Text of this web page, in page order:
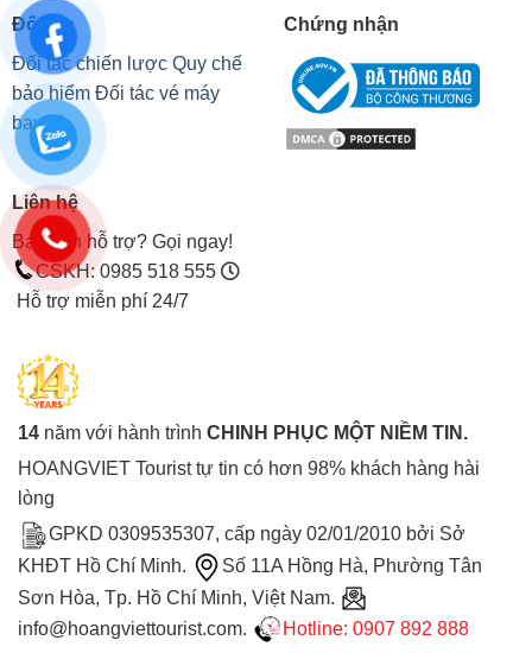
Đối tác
Đối tác chiến lược Quy chế
bảo hiểm Đối tác vé máy
bay
Chứng nhận
Liên hệ
Bạn cần hỗ trợ? Gọi ngay!
CSKH: 0985 518 555
Hỗ trợ miễn phí 24/7
14 năm với hành trình CHINH PHỤC MỘT NIỀM TIN.
HOANGVIET Tourist tự tin có hơn 98% khách hàng hài
lòng
GPKD 0309535307, cấp ngày 02/01/2010 bởi Sở
KHĐT Hồ Chí Minh.
Số 11A Hồng Hà, Phường Tân
Sơn Hòa, Tp. Hồ Chí Minh, Việt Nam.
info@hoangviettourist.com.
Hotline: 0907 892 888